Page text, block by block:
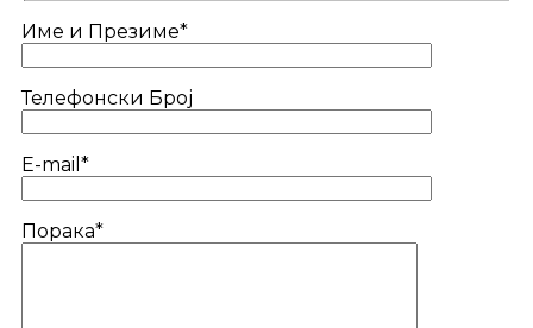
Име и Презиме*
Телефонски Број
E-mail*
Порака*